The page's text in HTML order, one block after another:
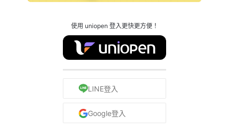
使用 uniopen 登入更快更方便！
LINE登入
Google登入